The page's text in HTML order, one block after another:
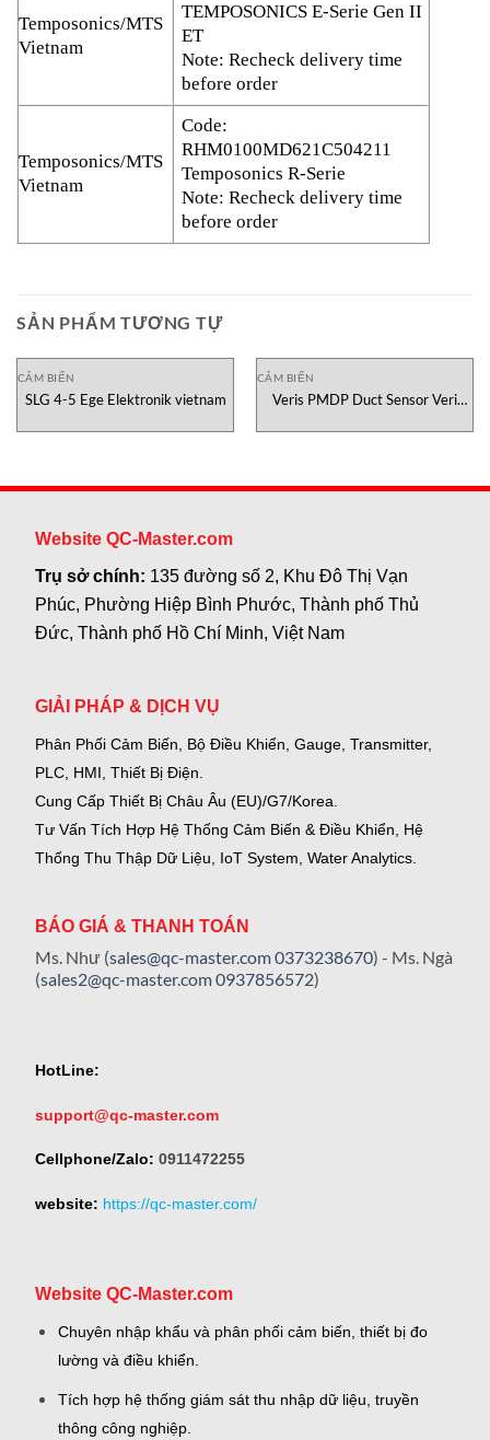
Temposonics/MTS
Vietnam
TEMPOSONICS E-Serie Gen II
ET
Note: Recheck delivery time
before order
Temposonics/MTS
Vietnam
Code:
RHM0100MD621C504211
Temposonics R-Serie
Note: Recheck delivery time
before order
SẢN PHẨM TƯƠNG TỰ
CẢM BIẾN
SLG 4-5 Ege Elektronik vietnam
CẢM BIẾN
Veris PMDP Duct Sensor Veri
Website QC-Master.com
Trụ sở chính: 135 đường số 2, Khu Đô Thị Vạn
Phúc, Phường Hiệp Bình Phước, Thành phố Thủ
Đức, Thành phố Hồ Chí Minh, Việt Nam
GIẢI PHÁP & DỊCH VỤ
Phân Phối Cảm Biến, Bộ Điều Khiển, Gauge, Transmitter,
PLC, HMI, Thiết Bị Điện.
Cung Cấp Thiết Bị Châu Âu (EU)/G7/Korea.
Tư Vấn Tích Hợp Hệ Thống Cảm Biến & Điều Khiển, Hệ
Thống Thu Thập Dữ Liệu, IoT System, Water Analytics.
BÁO GIÁ & THANH TOÁN
Ms. Như (sales@qc-master.com0373238670) - Ms. Ngà
(sales2@qc-master.com0937856572)
HotLine:
support@qc-master.com
Cellphone/Zalo: 0911472255
website: https://qc-master.com/
Website QC-Master.com
Chuyên nhập khẩu và phân phối cảm biến, thiết bị đo
lường và điều khiển.
Tích hợp hệ thống giám sát thu nhập dữ liệu, truyền
thông công nghiệp.